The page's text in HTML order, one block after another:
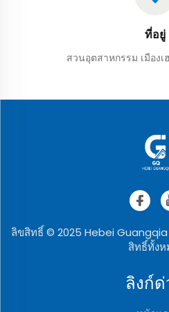
ที่อยู่
สวนอุตสาหกรรม เมืองเ
ลิขสิทธิ์ © 2025 Hebei
สิทธิ์ทั้งห
ลิงก์